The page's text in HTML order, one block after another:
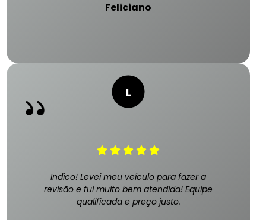
Feliciano
Indico! Levei meu veículo para fazer a
revisão e fui muito bem atendida! Equipe
qualificada e preço justo.